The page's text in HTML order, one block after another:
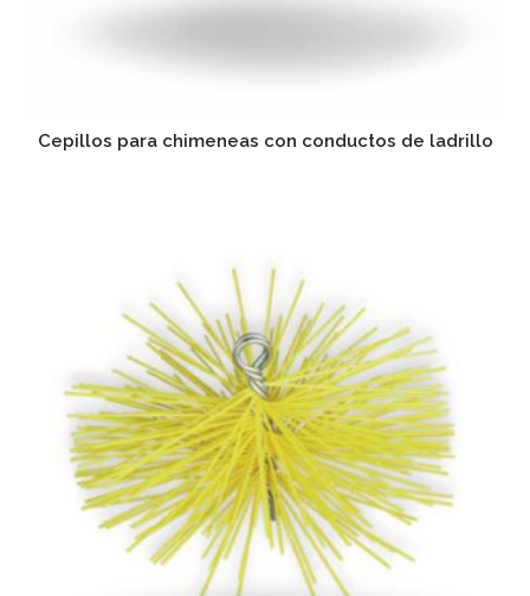
Cepillos para chimeneas con conductos de ladrillo